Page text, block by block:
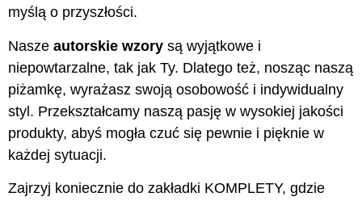
myślą o przyszłości.
Nasze autorskie wzory są wyjątkowe i
niepowtarzalne, tak jak Ty. Dlatego też, nosząc naszą
piżamkę, wyrażasz swoją osobowość i indywidualny
styl. Przekształcamy naszą pasję w wysokiej jakości
produkty, abyś mogła czuć się pewnie i pięknie w
każdej sytuacji.
Zajrzyj koniecznie do zakładki KOMPLETY, gdzie